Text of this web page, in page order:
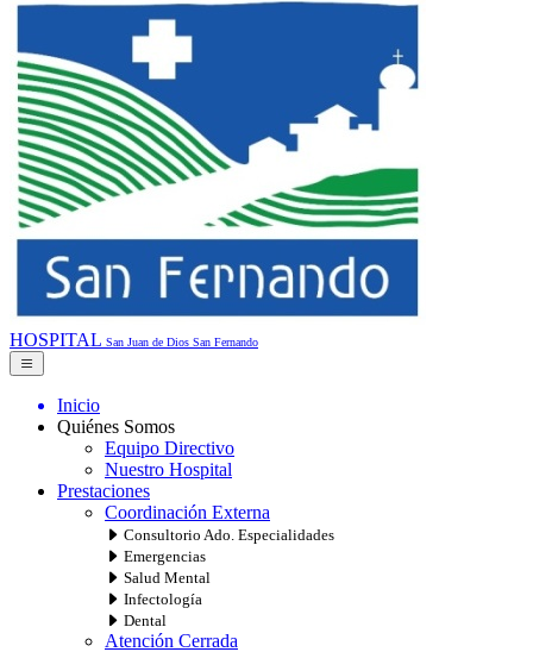
HOSPITAL San Juan de Dios San Fernando
Inicio
Quiénes Somos
Equipo Directivo
Nuestro Hospital
Prestaciones
Coordinación Externa
Consultorio Ado. Especialidades
Emergencias
Salud Mental
Infectología
Dental
Atención Cerrada